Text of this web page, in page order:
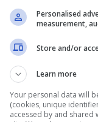
Tenda
Personalised
measurement,
Store and/or
Learn more
Your personal data will
(cookies, unique
accessed by and shared